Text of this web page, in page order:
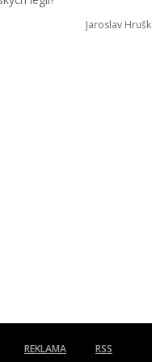
Jaroslav
REKLAMA RSS